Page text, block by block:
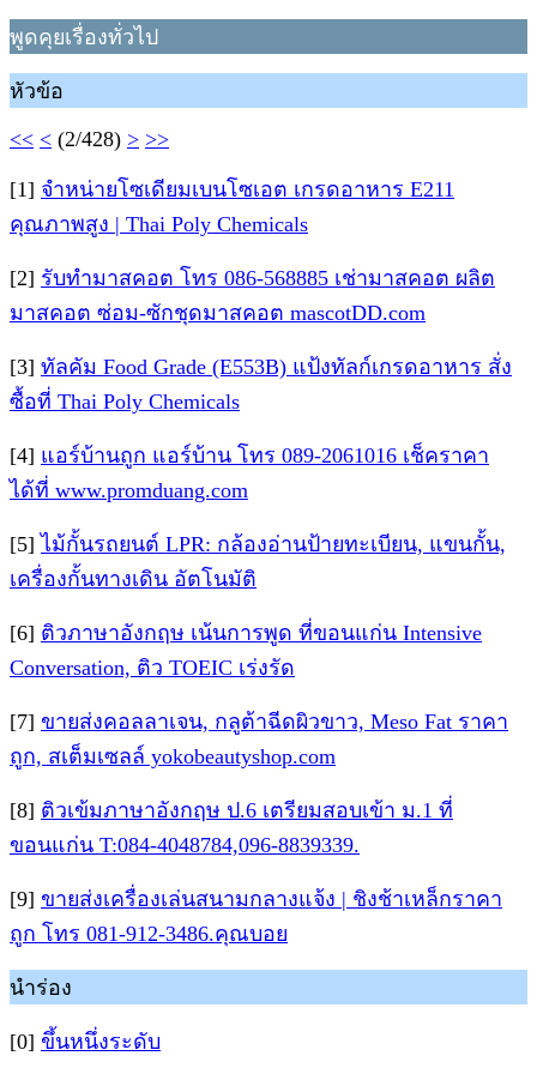
พูดคุยเรื่องทั่วไป
หัวข้อ
<< < (2/428) > >>
[1] จำหน่ายโซเดียมเบนโซเอต เกรดอาหาร E211
คุณภาพสูง | Thai Poly Chemicals
[2] รับทำมาสคอต โทร 086-568885 เช่ามาสคอต ผลิต
มาสคอต ซ่อม-ซักชุดมาสคอต mascotDD.com
[3] ทัลคัม Food Grade (E553B) แป้งทัลก์เกรดอาหาร สั่ง
ซื้อที่ Thai Poly Chemicals
[4] แอร์บ้านถูก แอร์บ้าน โทร 089-2061016 เช็คราคา
ได้ที่ www.promduang.com
[5] ไม้กั้นรถยนต์ LPR: กล้องอ่านป้ายทะเบียน, แขนกั้น,
เครื่องกั้นทางเดิน อัตโนมัติ
[6] ติวภาษาอังกฤษ เน้นการพูด ที่ขอนแก่น Intensive
Conversation, ติว TOEIC เร่งรัด
[7] ขายส่งคอลลาเจน, กลูต้าฉีดผิวขาว, Meso Fat ราคา
ถูก, สเต็มเซลล์ yokobeautyshop.com
[8] ติวเข้มภาษาอังกฤษ ป.6 เตรียมสอบเข้า ม.1 ที่
ขอนแก่น T:084-4048784,096-8839339.
[9] ขายส่งเครื่องเล่นสนามกลางแจ้ง | ชิงช้าเหล็กราคา
ถูก โทร 081-912-3486.คุณบอย
นำร่อง
[0] ขึ้นหนึ่งระดับ